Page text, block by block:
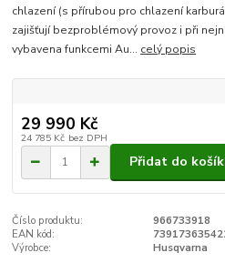
chlazení (s přírubou pro chlazení
zajišťují bezproblémový provoz i při
vybavena funkcemi Au... celý popis
29 990 Kč
24 785 Kč bez DPH
Přidat do
Číslo produktu:
966733918
EAN kód:
Výrobce:
Husqvarna